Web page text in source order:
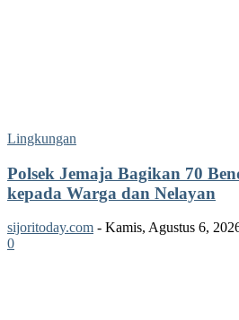
Lingkungan
Polsek Jemaja Bagikan 70
kepada Warga dan Nelayan
sijoritoday.com - Kamis, Agustus 6,
0